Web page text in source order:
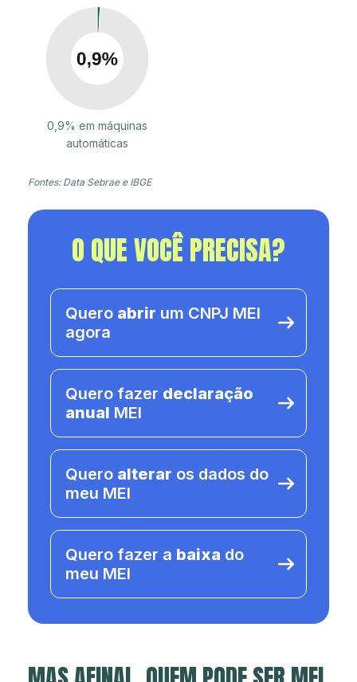
0,9% em máquinas
automáticas
Fontes: Data Sebrae e IBGE
O QUE VOCÊ PRECISA?
Quero abrir um CNPJ MEI
agora
Quero fazer declaração
anual MEI
Quero alterar os dados do
meu MEI
Quero fazer a baixa do
meu MEI